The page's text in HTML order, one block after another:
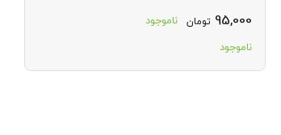
95,000 تومان
ناموجود
ناموجود